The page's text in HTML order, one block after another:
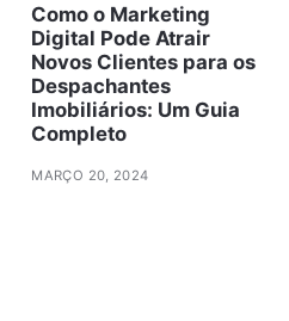
Como o Marketing
Digital Pode Atrair
Novos Clientes para os
Despachantes
Imobiliários: Um Guia
Completo
MARÇO 20, 2024